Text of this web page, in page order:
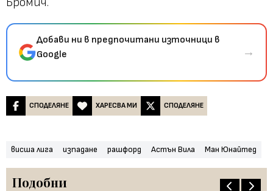
Добави ни в предпочитани източници в
Google
→
СПОДЕЛЯНЕ ХАРЕСВА МИ СПОДЕЛЯНЕ
висша лига изпадане рашфорд Астън Вила Ман Юнайтед
Подобни